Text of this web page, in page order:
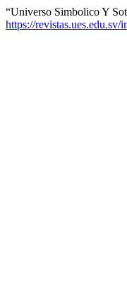
“Universo Simbolico Y
https://